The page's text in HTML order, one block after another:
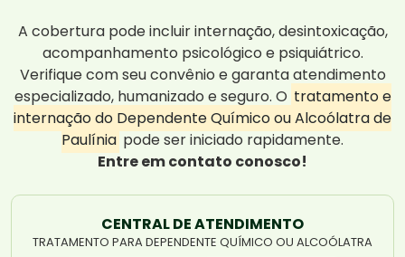
A cobertura pode incluir internação, desintoxicação,
acompanhamento psicológico e psiquiátrico.
Verifique com seu convênio e garanta atendimento
especializado, humanizado e seguro. O tratamento e
internação do Dependente Químico ou Alcoólatra de
Paulínia pode ser iniciado rapidamente.
Entre em contato conosco!
CENTRAL DE ATENDIMENTO
TRATAMENTO PARA DEPENDENTE QUÍMICO OU ALCOÓLATRA